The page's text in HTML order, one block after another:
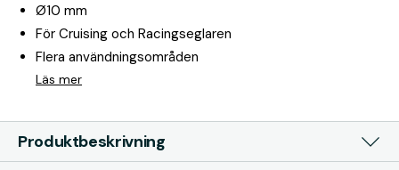
Ø10 mm
För Cruising och Racingseglaren
Flera användningsområden
Läs mer
Produktbeskrivning